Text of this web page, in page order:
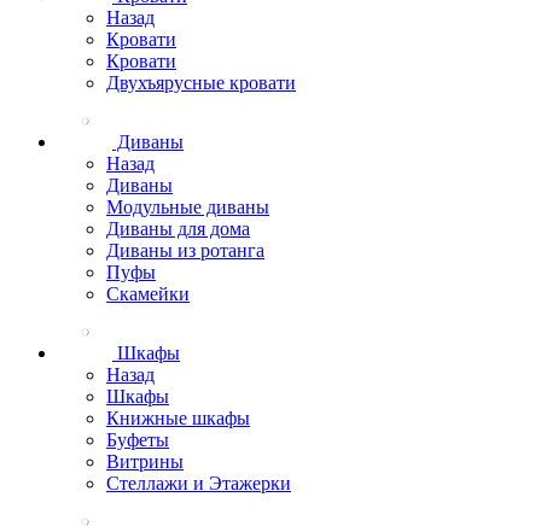
Назад
Кровати
Кровати
Двухъярусные кровати
Диваны
Назад
Диваны
Модульные диваны
Диваны для дома
Диваны из ротанга
Пуфы
Скамейки
Шкафы
Назад
Шкафы
Книжные шкафы
Буфеты
Витрины
Стеллажи и Этажерки